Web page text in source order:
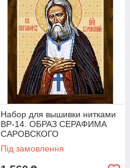
Набор для вышивки нитками
BP-14. ОБРАЗ СЕРАФИМА
САРОВСКОГО
Під замовлення